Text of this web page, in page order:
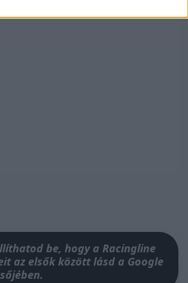
be, hogy a Racingline
az elsők között lásd a Google